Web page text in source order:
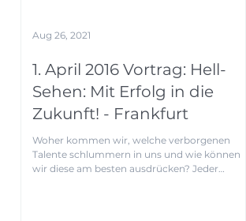
1. April 2016 Vortrag: Hell-
Sehen: Mit Erfolg in die
Zukunft! - Frankfurt
Woher kommen wir, welche verborgenen
Talente schlummern in uns und wie können
wir diese am besten ausdrücken? Jeder
Aug 26, 2021